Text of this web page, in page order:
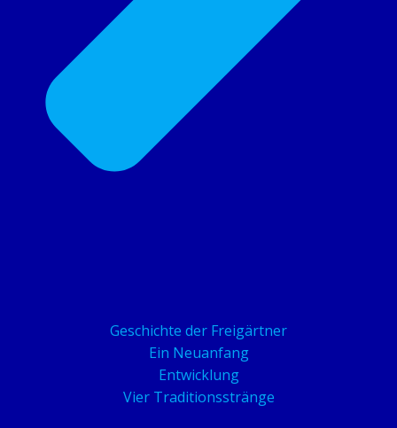
Geschichte der Freigärtner
Ein Neuanfang
Entwicklung
Vier Traditionsstränge